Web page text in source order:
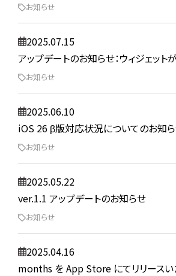
お知らせ
2025.07.15
アップデートのお知らせ：ウィジェット
お知らせ
2025.06.10
iOS 26 β版対応状況についてのお知
お知らせ
2025.05.22
ver.1.1 アップデートのお知らせ
お知らせ
2025.04.16
months を App Store にてリリースい